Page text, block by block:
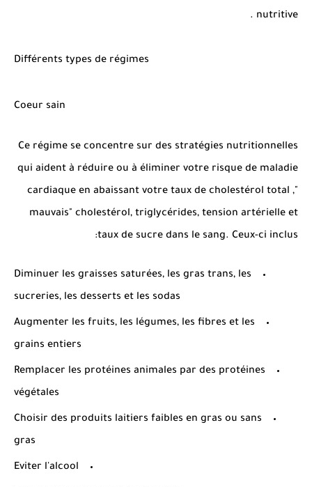
nutritive .
Différents types de régimes
Coeur sain
Ce régime se concentre sur des stratégies nutritionnelles
qui aident à réduire ou à éliminer votre risque de maladie
cardiaque en abaissant votre taux de cholestérol total ,"
mauvais" cholestérol, triglycérides, tension artérielle et
taux de sucre dans le sang. Ceux-ci inclus:
Diminuer les graisses saturées, les gras trans, les
sucreries, les desserts et les sodas
Augmenter les fruits, les légumes, les fibres et les
grains entiers
Remplacer les protéines animales par des protéines
végétales
Choisir des produits laitiers faibles en gras ou sans
gras
Eviter l'alcool